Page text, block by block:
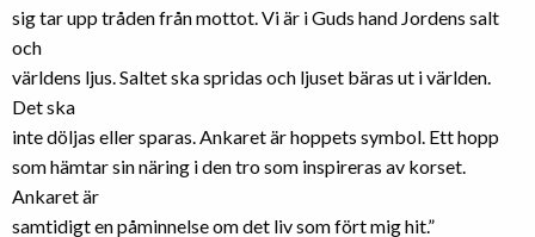
sig tar upp tråden från mottot. Vi är i Guds hand Jordens salt
och
världens ljus. Saltet ska spridas och ljuset bäras ut i världen.
Det ska
inte döljas eller sparas. Ankaret är hoppets symbol. Ett hopp
som hämtar sin näring i den tro som inspireras av korset.
Ankaret är
samtidigt en påminnelse om det liv som fört mig hit.”